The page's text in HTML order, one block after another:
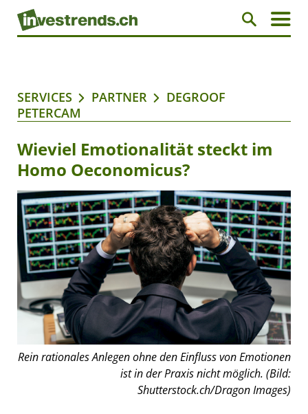
SERVICES PARTNER
DEGROOF
PETERCAM
Wieviel Emotionalität steckt im
Homo Oeconomicus?
Rein rationales Anlegen ohne den Einfluss von Emotionen
ist in der Praxis nicht möglich. (Bild:
Shutterstock.ch/Dragon Images)